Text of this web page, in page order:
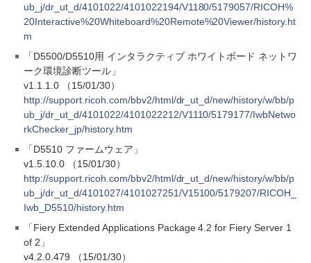
ub_j/dr_ut_d/4101022/4101022194/V1180/5179057/RICOH%
20Interactive%20Whiteboard%20Remote%20Viewer/history.ht
m
「D5500/D5510用 インタラクティブ ホワイトボード ネットワ
ーク環境診断ツール」
v1.1.1.0 （15/01/30）
http://support.ricoh.com/bbv2/html/dr_ut_d/new/history/w/bb/p
ub_j/dr_ut_d/4101022/4101022212/V1110/5179177/IwbNetwo
rkChecker_jp/history.htm
「D5510 ファームウェア」
v1.5.10.0 （15/01/30）
http://support.ricoh.com/bbv2/html/dr_ut_d/new/history/w/bb/p
ub_j/dr_ut_d/4101027/4101027251/V15100/5179207/RICOH_
Iwb_D5510/history.htm
「Fiery Extended Applications Package 4.2 for Fiery Server 1
of 2」
v4.2.0.479 （15/01/30）